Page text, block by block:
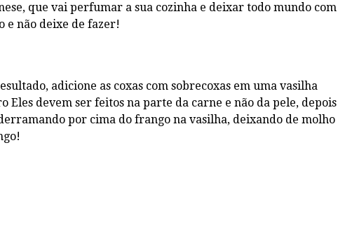
que vai perfumar a sua cozinha e deixar todo mundo com
e não deixe de fazer!
adicione as coxas com sobrecoxas em uma vasilha
devem ser feitos na parte da carne e não da pele, depois
por cima do frango na vasilha, deixando de molho